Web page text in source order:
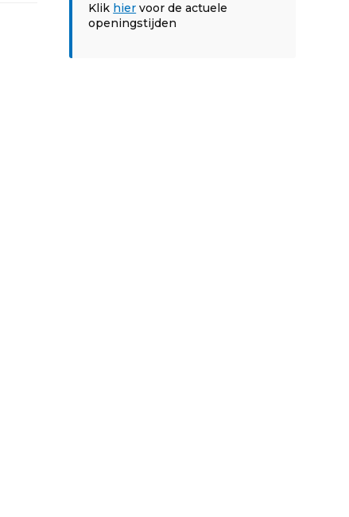
Klik hier voor de actuele
openingstijden